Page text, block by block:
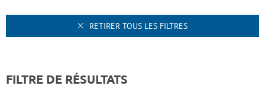
RETIRER TOUS LES FILTRES
FILTRE DE RÉSULTATS